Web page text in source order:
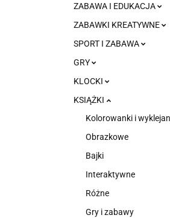
ZABAWA I EDUKACJA
ZABAWKI KREATYWNE
SPORT I ZABAWA
GRY
KLOCKI
KSIĄŻKI
Kolorowanki i
Obrazkowe
Bajki
Interaktywne
Różne
Gry i zabawy